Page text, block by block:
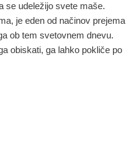
se udeležijo svete maše.
je eden od načinov prejema
ob tem svetovnem dnevu.
obiskati, ga lahko pokliče po